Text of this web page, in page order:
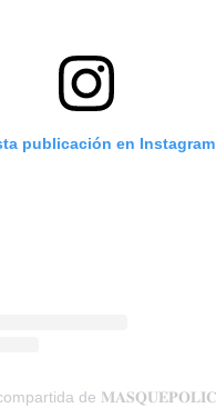
publicación en Instagram